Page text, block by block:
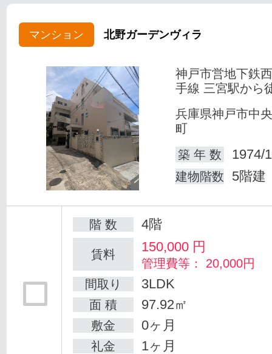
マンション 北野ガーデンヴィラ
神戸市営地下鉄
手線 三宮駅から
兵庫県神戸市中
町
築 年 数
1974/
建物階数 5階建
階 数 4階
賃料 150,000 円
管理費等： 20,000円
間取り
3LDK
面 積 97.92㎡
敷金 0ヶ月
礼金 1ヶ月